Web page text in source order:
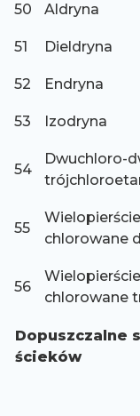
50 Aldryna
51 Dieldryna
52 Endryna
53 Izodryna
54
Dwuchloro-
55
chlorowane
56
chlorowane
Dopuszczalne
ścieków